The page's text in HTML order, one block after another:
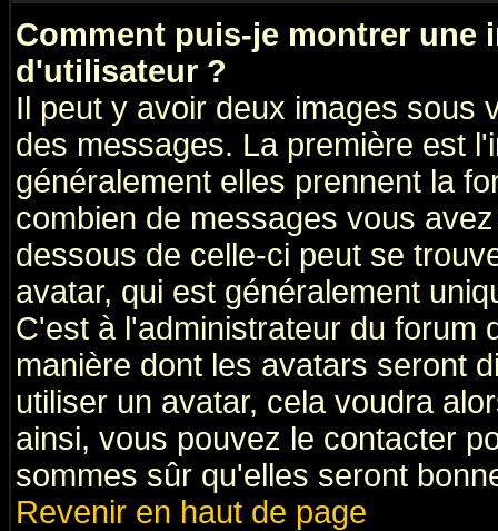
Comment puis-je montrer une
d'utilisateur ?
Il peut y avoir deux images sous
des messages. La première est
généralement elles prennent la
combien de messages vous
dessous de celle-ci peut se
avatar, qui est généralement
C'est à l'administrateur du forum
manière dont les avatars seront
utiliser un avatar, cela voudra
ainsi, vous pouvez le contacter
sommes sûr qu'elles seront
Revenir en haut de page